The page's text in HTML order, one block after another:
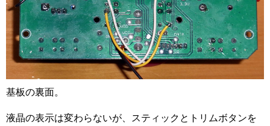
基板の裏面。
液晶の表示は変わらないが、スティックとトリムボタンを